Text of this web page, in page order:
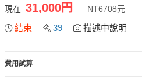
現在 31,000円 NT6708元
結束 39 描述中說明
費用試算